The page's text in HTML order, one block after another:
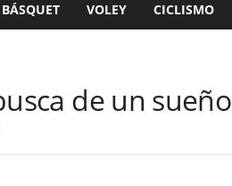
BÁSQUET VOLEY CICLISMO
de un sueño